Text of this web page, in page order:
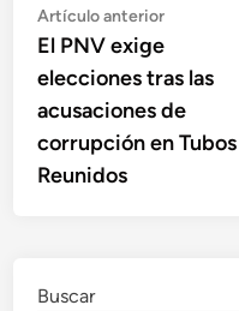
Navegación
de
entradas
Artículo anteriorArtículo
anterior:
El PNV exige
elecciones tras las
acusaciones de
corrupción en Tubos
Reunidos
Buscar